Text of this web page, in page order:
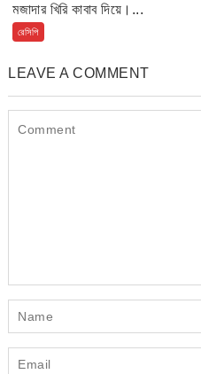
মজাদার খিরি কাবাব দিয়ে।...
রেসিপি
LEAVE A COMMENT